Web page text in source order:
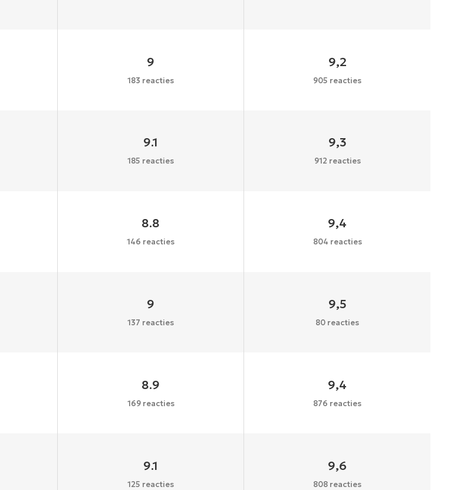
9
183 reacties
9,2
905 reacties
9.1
185 reacties
9,3
912 reacties
8.8
146 reacties
9,4
804 reacties
9
137 reacties
9,5
80 reacties
8.9
169 reacties
9,4
876 reacties
9.1
125 reacties
9,6
808 reacties